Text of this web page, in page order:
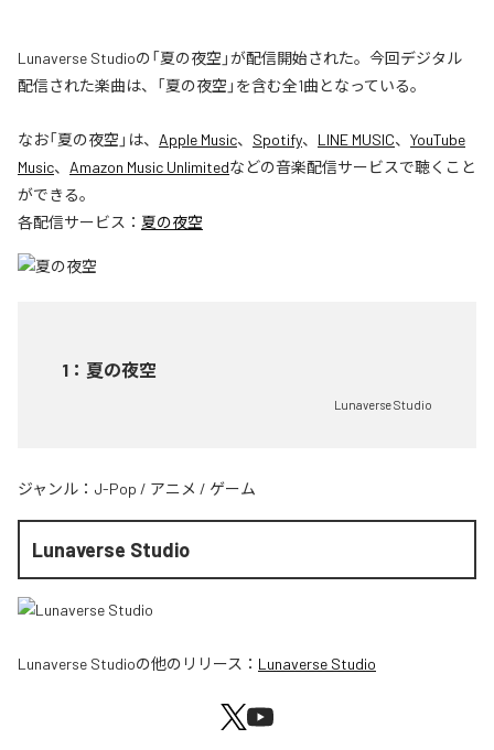
Lunaverse Studioの「夏の夜空」が配信開始された。今回デジタル
配信された楽曲は、「夏の夜空」を含む全1曲となっている。
なお「夏の夜空 」は、 Apple Music、 Spotify、 LINE MUSIC、 YouTube
Music、 Amazon Music Unlimitedなどの音楽配信サービスで聴くこと
ができる。
各配信サービス： 夏の夜空
1 ： 夏の夜空
Lunaverse Studio
ジャンル： J-Pop / アニメ / ゲーム
Lunaverse Studio
Lunaverse Studioの他のリリース： Lunaverse Studio